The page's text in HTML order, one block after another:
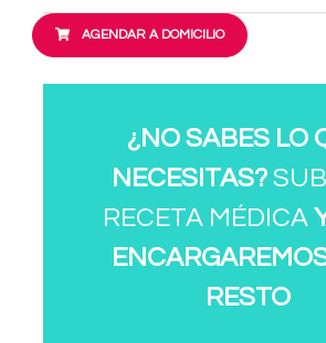
AGENDAR A DOMICILIO
¿NO SABES LO
NECESITAS?
RECETA MÉDICA
RESTO